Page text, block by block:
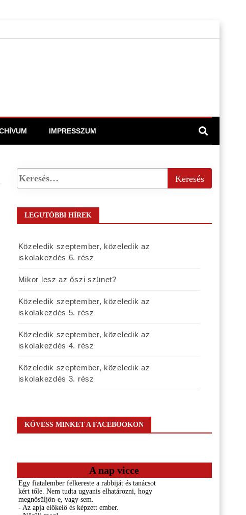
IMPRESSZUM
LEGUTÓBBI HÍREK
Közeledik szeptember, közeledik az
iskolakezdés 6. rész
Mikor lesz az őszi szünet?
Közeledik szeptember, közeledik az
iskolakezdés 5. rész
Közeledik szeptember, közeledik az
iskolakezdés 4. rész
Közeledik szeptember, közeledik az
iskolakezdés 3. rész
KÖVESS MINKET A FACEBOOKON
A nap vicce